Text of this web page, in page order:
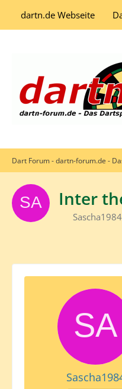
dartn.de Webseite
Dart Forum - dartn-forum.de -
Inter
Sascha1984